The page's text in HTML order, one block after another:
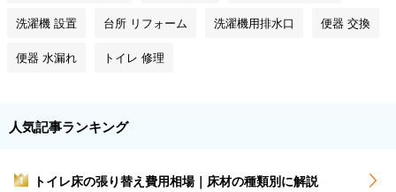
洗濯機 設置 台所 リフォーム 洗濯機用排水口 便器 交換
便器 水漏れ トイレ 修理
人気記事ランキング
1 トイレ床の張り替え費用相場｜床材の種類別に解説